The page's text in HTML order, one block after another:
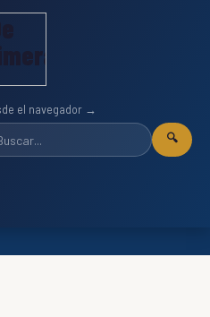
el navegador →
🔍